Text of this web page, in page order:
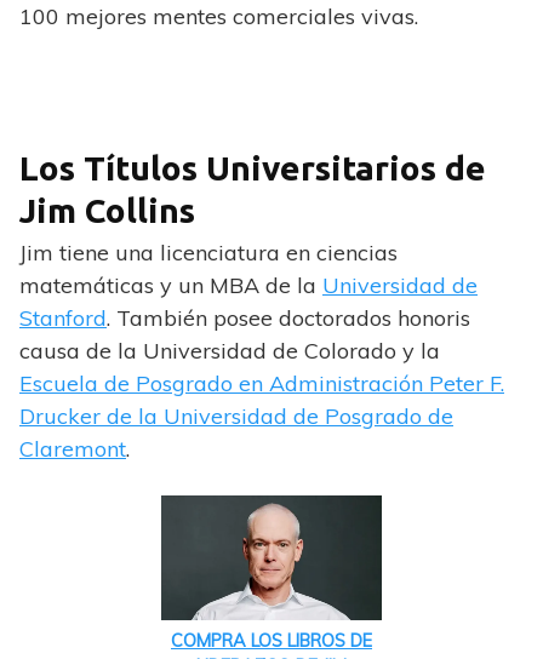
100 mejores mentes comerciales vivas.
Los Títulos Universitarios de
Jim Collins
Jim tiene una licenciatura en ciencias
matemáticas y un MBA de la Universidad de
Stanford. También posee doctorados honoris
causa de la Universidad de Colorado y la
Escuela de Posgrado en Administración Peter F.
Drucker de la Universidad de Posgrado de
Claremont.
COMPRA LOS LIBROS DE